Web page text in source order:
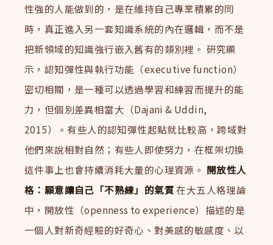
性強的人能做到的，是在維持自己專業積累的同
時，真正進入另一套知識系統的內在邏輯，而不是
把新領域的知識強行嵌入舊有的類別裡。 研究顯
示，認知彈性與執行功能（executive function）
密切相關，是一種可以透過學習和練習而提升的能
力，但個別差異相當大（Dajani & Uddin,
2015）。有些人的認知彈性起點就比較高，跨域對
他們來說相對自然；有些人即使努力，在框架切換
這件事上也會持續消耗大量的心理資源。 開放性人
格：願意讓自己「不熟練」的氣質在大五人格理論
中，開放性（openness to experience）描述的是
一個人對新奇經驗的好奇心、對美感的敏感度、以